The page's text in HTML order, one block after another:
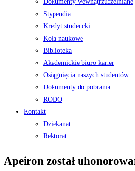
Dokumenty wewnątrzuczelniane
Stypendia
Kredyt studencki
Koła naukowe
Biblioteka
Akademickie biuro karier
Osiągnięcia naszych studentów
Dokumenty do pobrania
RODO
Kontakt
Dziekanat
Rektorat
Apeiron został